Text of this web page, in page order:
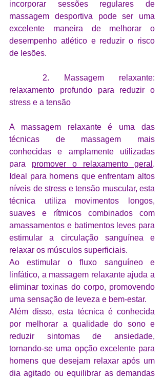
incorporar sessões regulares de
massagem desportiva pode ser uma
excelente maneira de melhorar o
desempenho atlético e reduzir o risco
de lesões.
relaxamento profundo para reduzir o
stress e a tensão
A massagem relaxante é uma das
técnicas de massagem mais
conhecidas e amplamente utilizadas
para promover o relaxamento geral .
Ideal para homens que enfrentam altos
níveis de stress e tensão muscular, esta
técnica utiliza movimentos longos,
suaves e rítmicos combinados com
amassamentos e batimentos leves para
estimular a circulação sanguínea e
relaxar os músculos superficiais.
Ao estimular o fluxo sanguíneo e
linfático, a massagem relaxante ajuda a
eliminar toxinas do corpo, promovendo
uma sensação de leveza e bem-estar.
Além disso, esta técnica é conhecida
por melhorar a qualidade do sono e
reduzir sintomas de ansiedade,
tornando-se uma opção excelente para
homens que desejam relaxar após um
dia agitado ou equilibrar as demandas